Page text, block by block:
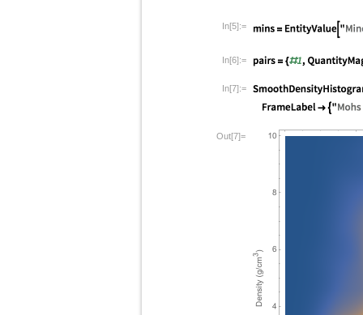
In[5]:=
In[6]:=
In[7]:=
Out[7]=